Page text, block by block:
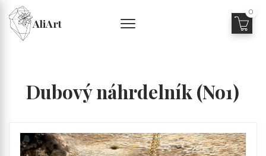
AliArt
0
Dubový náhrdelník (No1)